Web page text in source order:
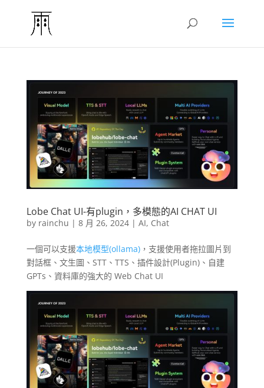
Lobe Chat UI-有plugin，多模態的AI CHAT UI
by rainchu | 8 月 26, 2024| AI, Chat
一個可以支援本地模型(ollama)，支援使用者拖拉圖片到
對話框、文生圖、STT、TTS、插件設計(Plugin)、自建
GPTs、資料庫的強大的 Web Chat UI